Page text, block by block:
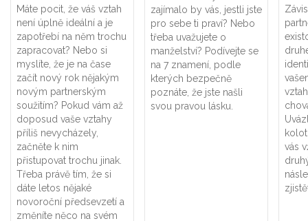
Máte pocit, že váš vztah
není úplně ideální a je
zapotřebí na něm trochu
zapracovat? Nebo si
myslíte, že je na čase
začít nový rok nějakým
novým partnerským
soužitím? Pokud vám až
doposud vaše vztahy
příliš nevycházely,
začněte k nim
přistupovat trochu jinak.
Třeba právě tím, že si
dáte letos nějaké
novoroční předsevzetí a
změníte něco na svém
zajímalo by vás, jestli jste
pro sebe ti praví? Nebo
třeba uvažujete o
manželství? Podívejte se
na 7 znamení, podle
kterých bezpečně
poznáte, že jste našli
svou pravou lásku.
vás